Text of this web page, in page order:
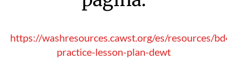
https://washresources.cawst.org/es/resources/
practice-lesson-plan-dewt